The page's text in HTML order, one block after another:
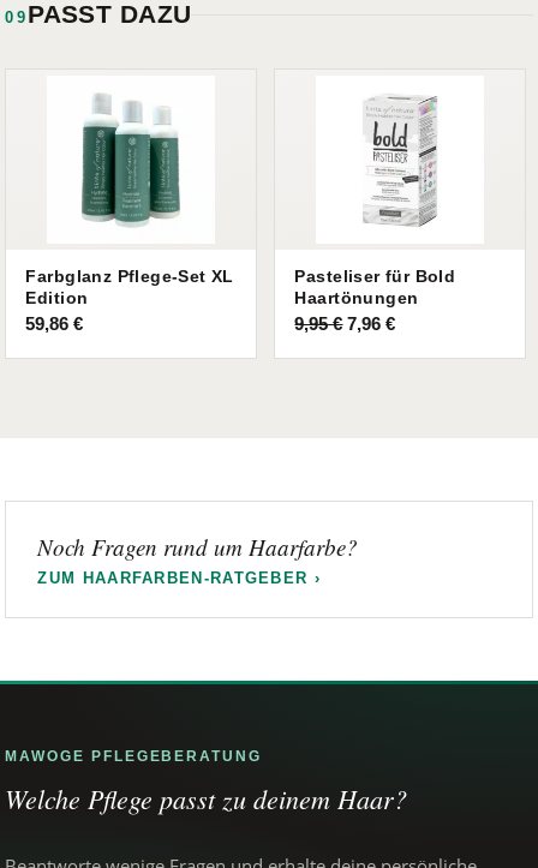
09 PASST DAZU
Farbglanz Pflege-Set XL
Edition
59,86€
Pasteliser für Bold
Haartönungen
9,95€ Ursprünglicher
7,96€
Noch Fragen rund um Haarfarbe?
ZUM HAARFARBEN-RATGEBER ›
MAWOGE PFLEGEBERATUNG
Welche Pflege passt zu deinem Haar?